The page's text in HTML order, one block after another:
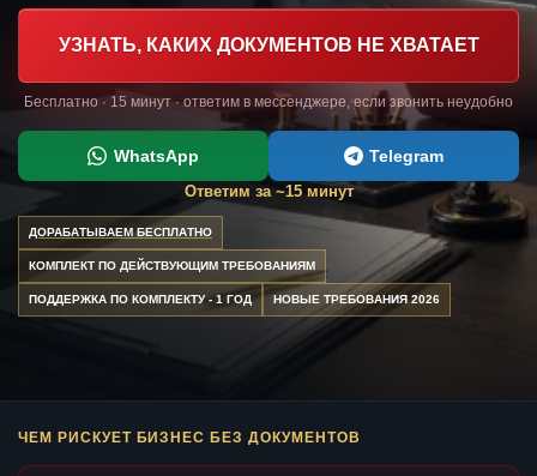
УЗНАТЬ, КАКИХ ДОКУМЕНТОВ НЕ ХВАТАЕТ
Бесплатно · 15 минут · ответим в мессенджере, если звонить неудобно
WhatsApp Telegram
Ответим за ~15 минут
ДОРАБАТЫВАЕМ БЕСПЛАТНО
КОМПЛЕКТ ПО ДЕЙСТВУЮЩИМ ТРЕБОВАНИЯМ
ПОДДЕРЖКА ПО КОМПЛЕКТУ - 1 ГОД НОВЫЕ ТРЕБОВАНИЯ 2026
ЧЕМ РИСКУЕТ БИЗНЕС БЕЗ ДОКУМЕНТОВ